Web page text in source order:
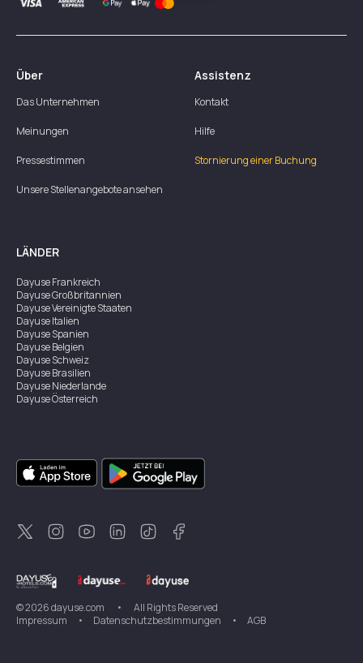
Über
Das Unternehmen
Meinungen
Pressestimmen
Unsere Stellenangebote ansehen
Assistenz
Kontakt
Hilfe
Stornierung einer Buchung
LÄNDER
DayuseFrankreich
DayuseGroßbritannien
DayuseVereinigte Staaten
DayuseItalien
DayuseSpanien
DayuseBelgien
DayuseSchweiz
DayuseBrasilien
DayuseNiederlande
DayuseÖsterreich
DayuseSingapur
DayuseZweden
DayuseThailand
DayuseNeuseeland
DayuseTürkei
©2026dayuse.com •
All Rights Reserved
Impressum
• Datenschutzbestimmungen • AGB